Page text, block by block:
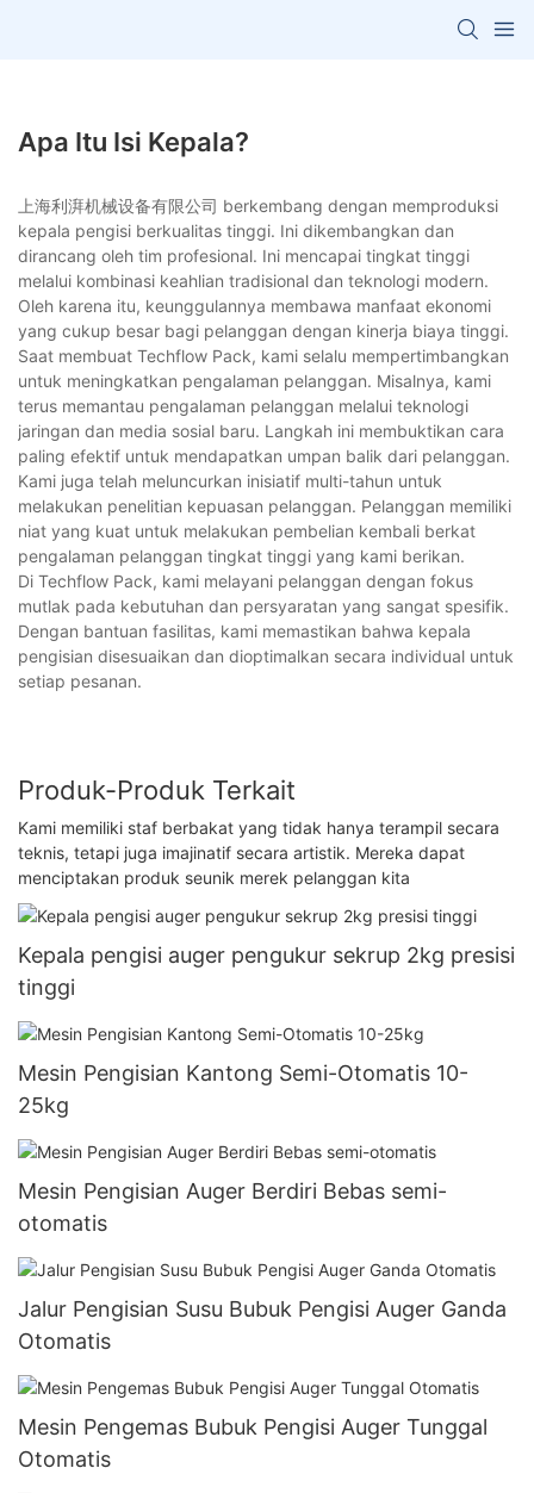
Apa Itu Isi Kepala?
上海利湃机械设备有限公司 berkembang dengan memproduksi
kepala pengisi berkualitas tinggi. Ini dikembangkan dan
dirancang oleh tim profesional. Ini mencapai tingkat tinggi
melalui kombinasi keahlian tradisional dan teknologi modern.
Oleh karena itu, keunggulannya membawa manfaat ekonomi
yang cukup besar bagi pelanggan dengan kinerja biaya tinggi.
Saat membuat Techflow Pack, kami selalu mempertimbangkan
untuk meningkatkan pengalaman pelanggan. Misalnya, kami
terus memantau pengalaman pelanggan melalui teknologi
jaringan dan media sosial baru. Langkah ini membuktikan cara
paling efektif untuk mendapatkan umpan balik dari pelanggan.
Kami juga telah meluncurkan inisiatif multi-tahun untuk
melakukan penelitian kepuasan pelanggan. Pelanggan memiliki
niat yang kuat untuk melakukan pembelian kembali berkat
pengalaman pelanggan tingkat tinggi yang kami berikan.
Di Techflow Pack, kami melayani pelanggan dengan fokus
mutlak pada kebutuhan dan persyaratan yang sangat spesifik.
Dengan bantuan fasilitas, kami memastikan bahwa kepala
pengisian disesuaikan dan dioptimalkan secara individual untuk
setiap pesanan.
Produk-Produk Terkait
Kami memiliki staf berbakat yang tidak hanya terampil secara
teknis, tetapi juga imajinatif secara artistik. Mereka dapat
menciptakan produk seunik merek pelanggan kita
Kepala pengisi auger pengukur sekrup 2kg presisi
tinggi
Mesin Pengisian Kantong Semi-Otomatis 10-
25kg
Mesin Pengisian Auger Berdiri Bebas semi-
otomatis
Jalur Pengisian Susu Bubuk Pengisi Auger Ganda
Otomatis
Mesin Pengemas Bubuk Pengisi Auger Tunggal
Otomatis